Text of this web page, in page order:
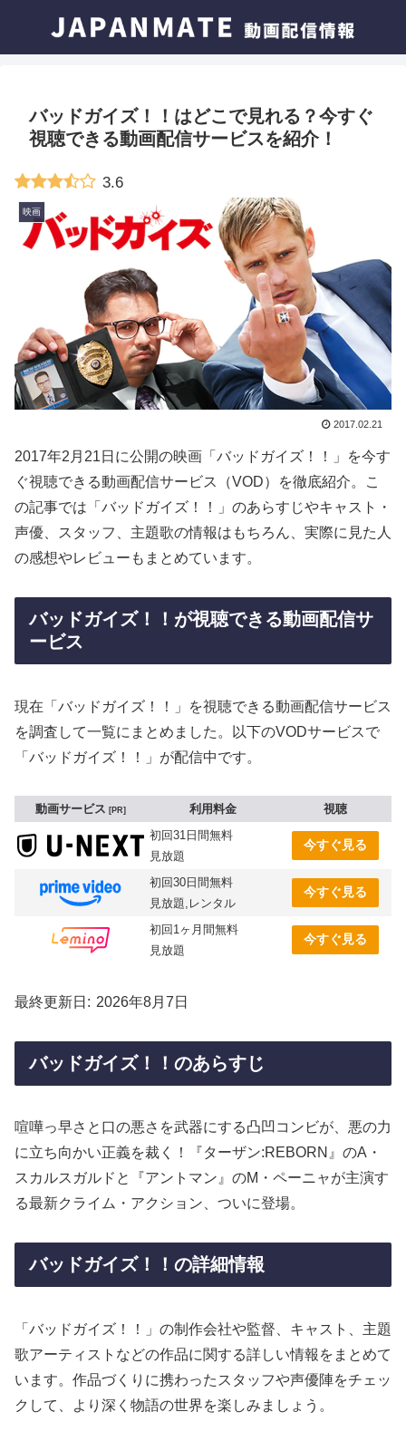
バッドガイズ！！はどこで見れる？今すぐ
視聴できる動画配信サービスを紹介！
3.6
映画
2017.02.21
2017年2月21日に公開の映画「バッドガイズ！！」を今す
ぐ視聴できる動画配信サービス（VOD）を徹底紹介。こ
の記事では「バッドガイズ！！」のあらすじやキャスト・
声優、スタッフ、主題歌の情報はもちろん、実際に見た人
の感想やレビューもまとめています。
バッドガイズ！！が視聴できる動画配信サ
ービス
現在「バッドガイズ！！」を視聴できる動画配信サービス
を調査して一覧にまとめました。以下のVODサービスで
「バッドガイズ！！」が配信中です。
動画サービス PR 利用料金
視聴
初回31日間無料
見放題
今すぐ見る
初回30日間無料
見放題,レンタル
今すぐ見る
初回1ヶ月間無料
見放題
今すぐ見る
最終更新日 2026年8月7日
バッドガイズ！！のあらすじ
喧嘩っ早さと口の悪さを武器にする凸凹コンビが、悪の力
に立ち向かい正義を裁く！『ターザン:REBORN』のA・
スカルスガルドと『アントマン』のM・ペーニャが主演す
る最新クライム・アクション、ついに登場。
バッドガイズ！！の詳細情報
「バッドガイズ！！」の制作会社や監督、キャスト、主題
歌アーティストなどの作品に関する詳しい情報をまとめて
います。作品づくりに携わったスタッフや声優陣をチェッ
クして、より深く物語の世界を楽しみましょう。